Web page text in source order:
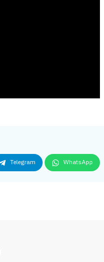
Telegram WhatsApp